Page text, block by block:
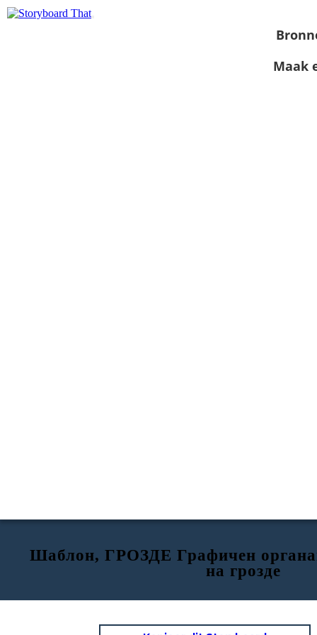
Maak
Шаблон, ГРОЗДЕ Графичен
на грозде